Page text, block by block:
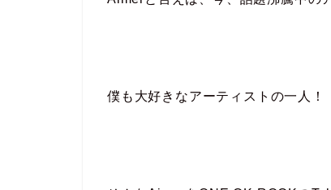
僕も大好きなアーティストの一人！